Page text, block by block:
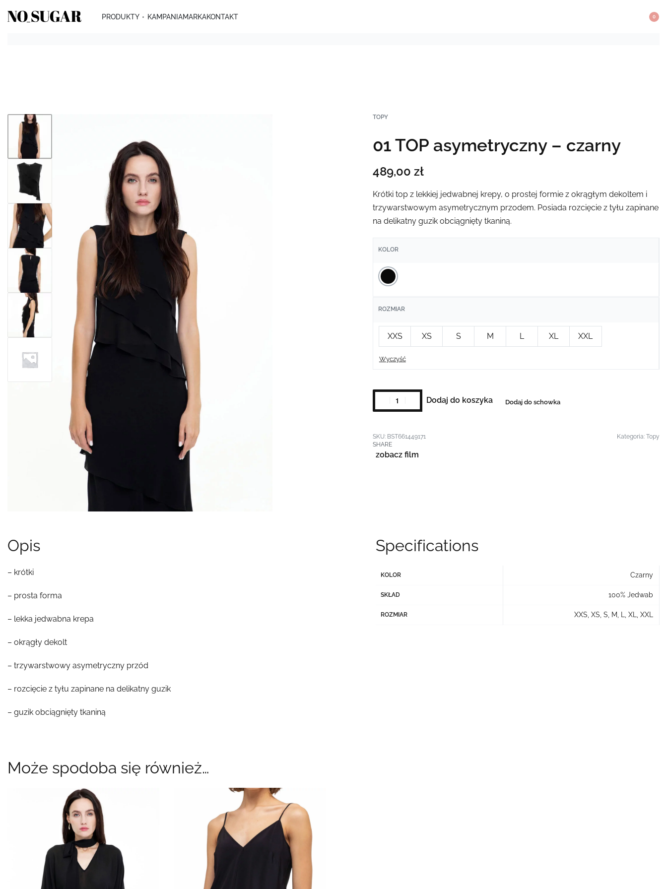
PRODUKTY KAMPANIAMARKAKONTAKT 0
TOPY
01 TOP asymetryczny – czarny
489,00 zł
Krótki top z lekkiej jedwabnej krepy, o prostej formie z okrągłym dekoltem i
trzywarstwowym asymetrycznym przodem. Posiada rozcięcie z tyłu zapinane
na delikatny guzik obciągnięty tkaniną.
zobacz film
KOLOR
ROZMIAR
XXS XS S M L XL XXL
Wyczyść
Dodaj do koszyka Dodaj do schowka
BST661449171 Kategoria: Topy
SHARE
Opis
– krótki
– prosta forma
– lekka jedwabna krepa
– okrągły dekolt
– trzywarstwowy asymetryczny przód
– rozcięcie z tyłu zapinane na delikatny guzik
– guzik obciągnięty tkaniną
Specifications
KOLOR Czarny
SKŁAD 100% Jedwab
ROZMIAR XXS, XS, S, M, L, XL, XXL
Może spodoba się również…